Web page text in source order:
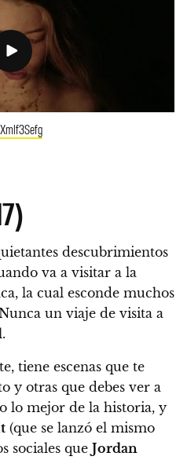
descubrimientos
va a visitar a la
la cual esconde muchos
un viaje de visita a
tiene escenas que te
y otras que debes ver a
lo mejor de la historia, y
(que se lanzó el mismo
sociales que Jordan